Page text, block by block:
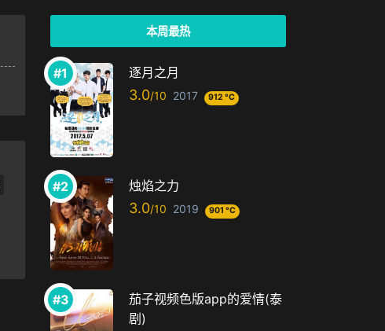
本周最热
逐月之月
3.0 2017 912 °C
烛焰之力
3.0 2019 901 °C
茄子视频色版app的爱情(泰
剧)